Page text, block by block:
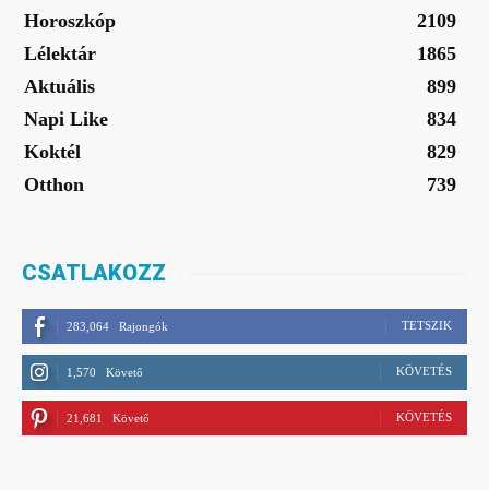
Horoszkóp
2109
Lélektár
1865
Aktuális
899
Napi Like
834
Koktél
829
Otthon
739
CSATLAKOZZ
283,064 Rajongók TETSZIK
1,570 Követő KÖVETÉS
21,681 Követő KÖVETÉS